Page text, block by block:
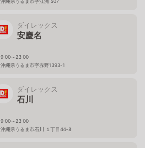
ダイレックス
安慶名
9:00～23:00
沖縄県うるま市字赤野1393-1
ダイレックス
石川
9:00～23:00
沖縄県うるま市石川 １丁目44-8